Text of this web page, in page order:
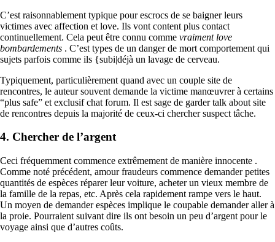
C’est raisonnablement typique pour escrocs de se baigner leurs
victimes avec affection et love. Ils vont content plus contact
continuellement. Cela peut être connu comme vraiment love
bombardements . C’est types de un danger de mort comportement qui
sujets parfois comme ils {subi|déjà un lavage de cerveau.
Typiquement, particulièrement quand avec un couple site de
rencontres, le auteur souvent demande la victime manœuvrer à certains
“plus safe” et exclusif chat forum. Il est sage de garder talk about site
de rencontres depuis la majorité de ceux-ci chercher suspect tâche.
4. Chercher de l’argent
Ceci fréquemment commence extrêmement de manière innocente .
Comme noté précédent, amour fraudeurs commence demander petites
quantités de espèces réparer leur voiture, acheter un vieux membre de
la famille de la repas, etc. Après cela rapidement rampe vers le haut.
Un moyen de demander espèces implique le coupable demander aller à
la proie. Pourraient suivant dire ils ont besoin un peu d’argent pour le
voyage ainsi que d’autres coûts.